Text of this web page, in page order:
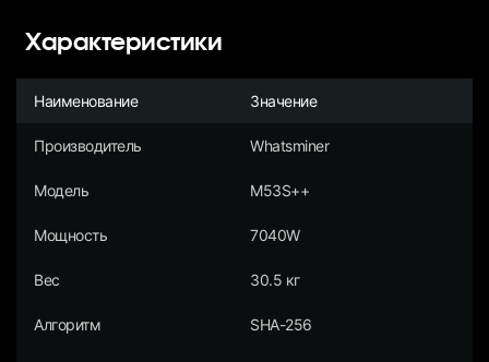
Характеристики
Наименование Значение
Производитель Whatsminer
Модель M53S++
Мощность 7040W
Вес 30.5 кг
Алгоритм SHA-256